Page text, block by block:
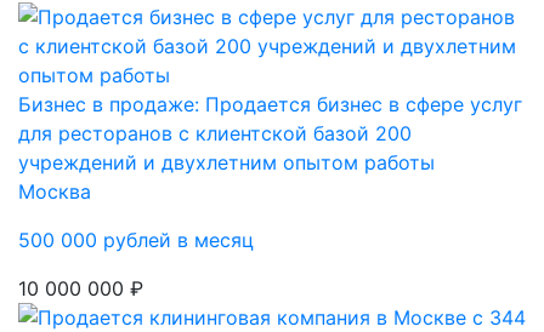
Бизнес в продаже: Продается бизнес в сфере услуг
для ресторанов с клиентской базой 200
учреждений и двухлетним опытом работы
Москва
500 000 рублей в месяц
10 000 000 ₽